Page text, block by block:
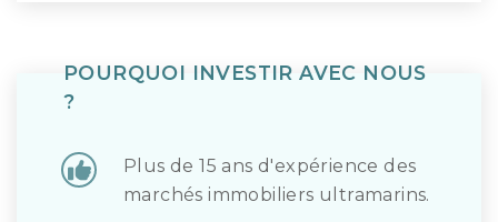
POURQUOI INVESTIR AVEC NOUS
?
Plus de 15 ans d'expérience des
marchés immobiliers ultramarins.